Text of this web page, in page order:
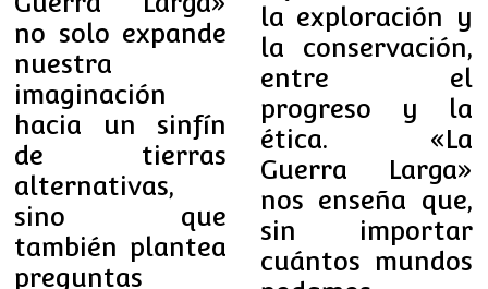
no solo expande
nuestra
imaginación
hacia un sinfín
de tierras
alternativas,
sino que
también plantea
preguntas
la exploración y
la conservación,
entre el
progreso y la
ética. «La
Guerra Larga»
nos enseña que,
sin importar
cuántos mundos